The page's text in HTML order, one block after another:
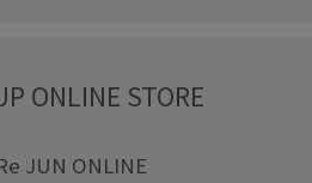
ONLINE STORE
JUN ONLINE